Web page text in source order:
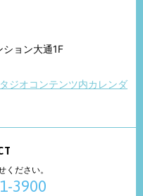
ョン大通1F
ジオコンテンツ内カレンダ
ください。
3900